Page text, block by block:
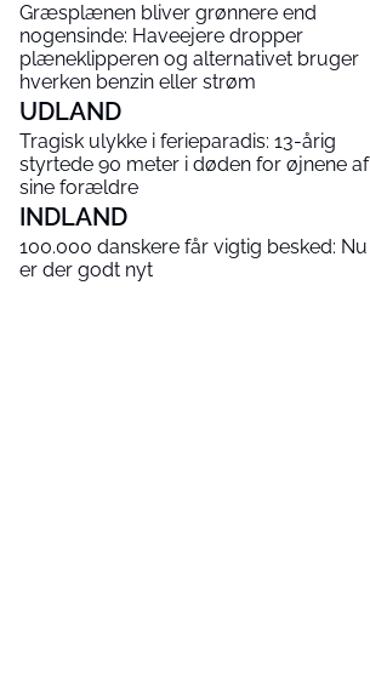
Græsplænen bliver grønnere end
nogensinde: Haveejere dropper
plæneklipperen og alternativet bruger
hverken benzin eller strøm
UDLAND
Tragisk ulykke i ferieparadis: 13-årig
styrtede 90 meter i døden for øjnene af
sine forældre
INDLAND
100.000 danskere får vigtig besked: Nu
er der godt nyt